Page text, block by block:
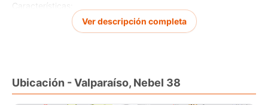
Características:
2 dormitorios, principal en suite
Orientación noroeste
Vista abierta hacia la bahía y la ciudad
Ver descripción completa
Ubicación - Valparaíso, Nebel 38